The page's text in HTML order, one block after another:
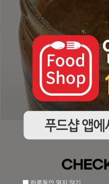
하루동안 열지 않기